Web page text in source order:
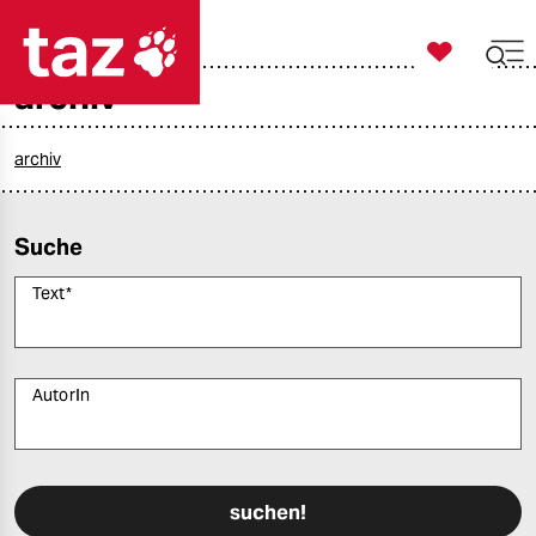
politik
gesellschaft
sport

taz zahl ich
archiv
archiv
Suche
Text*
AutorIn